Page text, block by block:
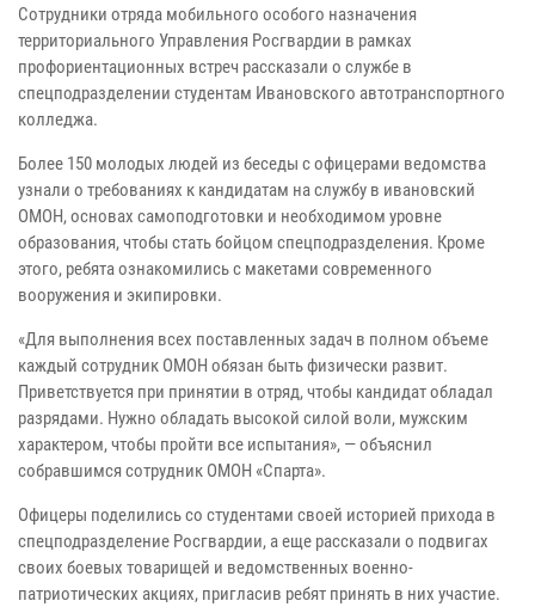
Сотрудники отряда мобильного особого назначения
территориального Управления Росгвардии в рамках
профориентационных встреч рассказали о службе в
спецподразделении студентам Ивановского автотранспортного
колледжа.
Более 150 молодых людей из беседы с офицерами ведомства
узнали о требованиях к кандидатам на службу в ивановский
ОМОН, основах самоподготовки и необходимом уровне
образования, чтобы стать бойцом спецподразделения. Кроме
этого, ребята ознакомились с макетами современного
вооружения и экипировки.
«Для выполнения всех поставленных задач в полном объеме
каждый сотрудник ОМОН обязан быть физически развит.
Приветствуется при принятии в отряд, чтобы кандидат обладал
разрядами. Нужно обладать высокой силой воли, мужским
характером, чтобы пройти все испытания», — объяснил
собравшимся сотрудник ОМОН «Спарта».
Офицеры поделились со студентами своей историей прихода в
спецподразделение Росгвардии, а еще рассказали о подвигах
своих боевых товарищей и ведомственных военно-
патриотических акциях, пригласив ребят принять в них участие.